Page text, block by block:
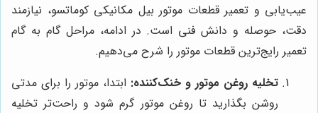
عیب‌یابی و تعمیر قطعات موتور بیل مکانیکی کوماتسو، نیازمند
دقت، حوصله و دانش فنی است. در ادامه، مراحل گام به گام
تعمیر رایج‌ترین قطعات موتور را شرح می‌دهیم.
تخلیه روغن موتور و خنک‌کننده: ابتدا، موتور را برای مدتی
روشن بگذارید تا روغن موتور گرم شود و راحت‌تر تخلیه